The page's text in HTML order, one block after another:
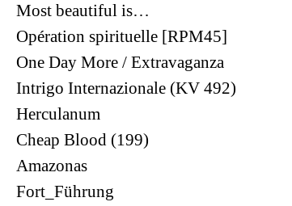
Most beautiful is…
Opération spirituelle [RPM45]
One Day More / Extravaganza
Intrigo Internazionale (KV 492)
Herculanum
Cheap Blood (199)
Amazonas
Fort_Führung